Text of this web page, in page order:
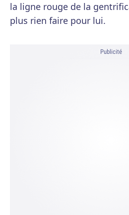
la ligne rouge de la
plus rien faire pour lui.
Publicité